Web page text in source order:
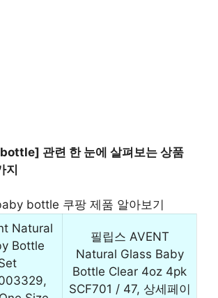
관련 한 눈에 살펴보는 상품
지
bottle 쿠팡 제품 알아보기
Natural
Bottle
필립스 AVENT
Natural Glass Baby
Bottle Clear 4oz 4pk
SCF701 / 47, 상세페이